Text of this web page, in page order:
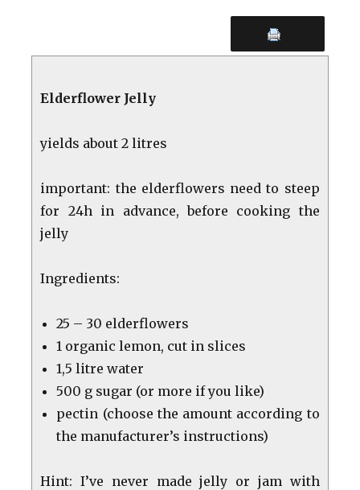
Elderflower Jelly
yields about 2 litres
important: the elderflowers need to steep
for 24h in advance, before cooking the
jelly
Ingredients:
25 – 30 elderflowers
1 organic lemon, cut in slices
1,5 litre water
500 g sugar (or more if you like)
pectin (choose the amount according to
the manufacturer’s instructions)
Hint: I’ve never made jelly or jam with